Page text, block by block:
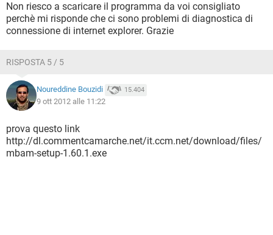
Non riesco a scaricare il programma da voi consigliato
perchè mi risponde che ci sono problemi di diagnostica di
connessione di internet explorer. Grazie
RISPOSTA 5 / 5
Noureddine Bouzidi 15.404
9 ott 2012 alle 11:22
prova questo link
http://dl.commentcamarche.net/it.ccm.net/download/files/
mbam-setup-1.60.1.exe